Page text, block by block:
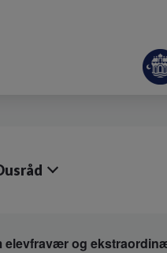
elevfravær og